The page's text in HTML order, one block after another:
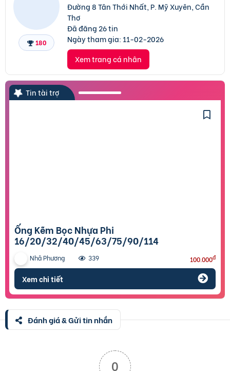
180
Đường 8 Tân Thới Nhất, P. Mỹ Xuyên, Cần
Thơ
Đã đăng 26 tin
Ngày tham gia: 11-02-2026
Xem trang cá nhân
Tin tài trợ
Ống Kẽm Bọc Nhựa Phi
16/20/32/40/45/63/75/90/114
Nhã Phương 339 100.000đ
Xem chi tiết
Đánh giá & Gửi tin nhắn
0